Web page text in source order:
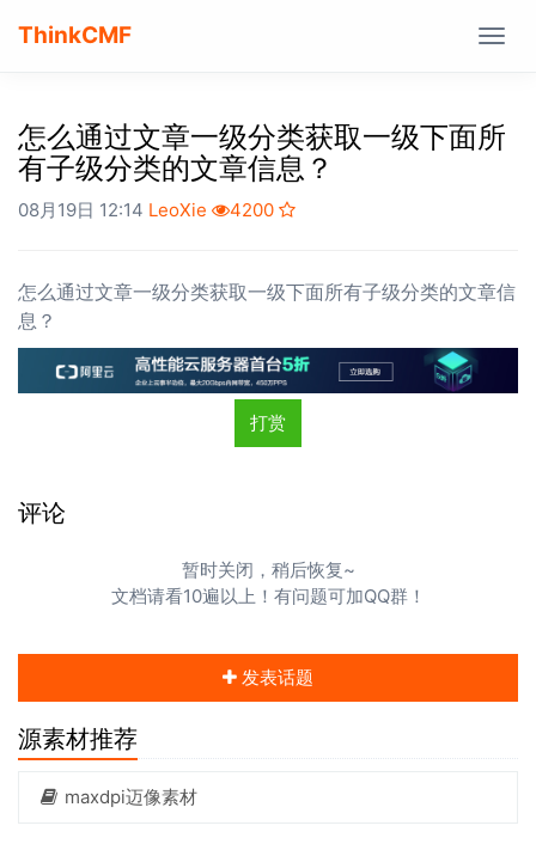
ThinkCMF
怎么通过文章一级分类获取一级下面所
有子级分类的文章信息？
08月19日 12:14 LeoXie 4200
怎么通过文章一级分类获取一级下面所有子级分类的文章信
息？
打赏
评论
暂时关闭，稍后恢复~
文档请看10遍以上！有问题可加QQ群！
发表话题
源素材推荐
maxdpi迈像素材